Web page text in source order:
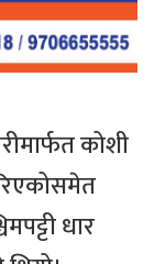
कोशी
धार